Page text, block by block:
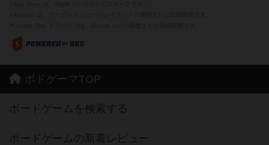
ボドゲーマTOP
ボードゲームを検索する
ボードゲームの新着レビュー